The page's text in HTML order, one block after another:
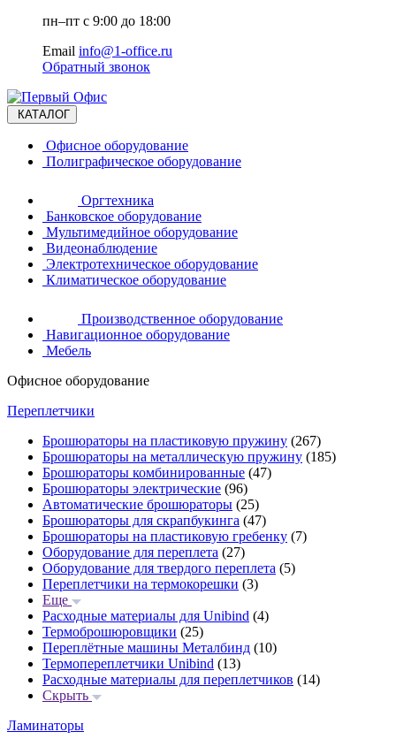
пн–пт с 9:00 до 18:00
Email info@1-office.ru
Обратный звонок
КАТАЛОГ
Офисное оборудование
Полиграфическое оборудование
Оргтехника
Банковское оборудование
Мультимедийное оборудование
Видеонаблюдение
Электротехническое оборудование
Климатическое оборудование
Производственное оборудование
Навигационное оборудование
Мебель
Офисное оборудование
Переплетчики
Брошюраторы на пластиковую пружину (267)
Брошюраторы на металлическую пружину (185)
Брошюраторы комбинированные (47)
Брошюраторы электрические (96)
Автоматические брошюраторы (25)
Брошюраторы для скрапбукинга (47)
Брошюраторы на пластиковую гребенку (7)
Оборудование для переплета (27)
Оборудование для твердого переплета (5)
Переплетчики на термокорешки (3)
Еще
Расходные материалы для Unibind (4)
Термоброшюровщики (25)
Переплётные машины Металбинд (10)
Термопереплетчики Unibind (13)
Расходные материалы для переплетчиков (14)
Скрыть
Ламинаторы